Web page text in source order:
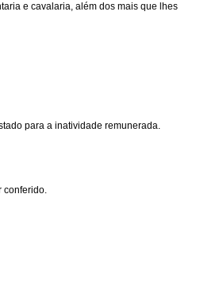
e cavalaria, além dos mais que lhes
para a inatividade remunerada.
conferido.